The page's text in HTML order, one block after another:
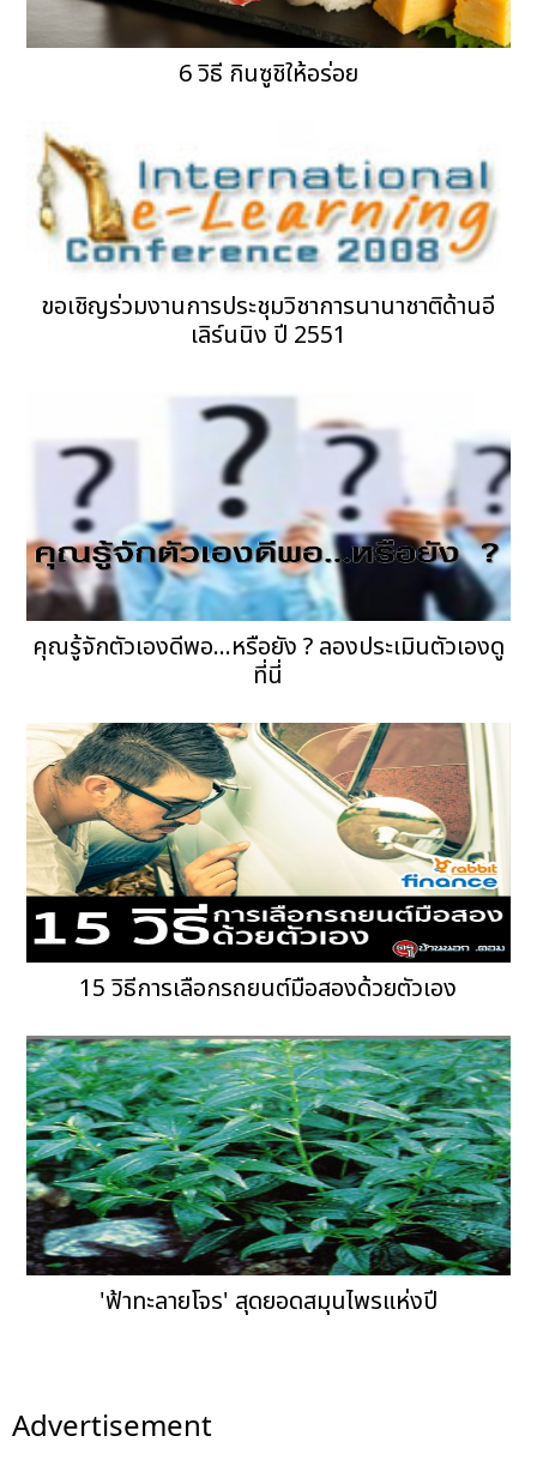
6 วิธี กินซูชิให้อร่อย
ขอเชิญร่วมงานการประชุมวิชาการนานาชาติด้านอี
เลิร์นนิง ปี 2551
คุณรู้จักตัวเองดีพอ...หรือยัง ? ลองประเมินตัวเองดู
ที่นี่
15 วิธีการเลือกรถยนต์มือสองด้วยตัวเอง
'ฟ้าทะลายโจร' สุดยอดสมุนไพรแห่งปี
Advertisement